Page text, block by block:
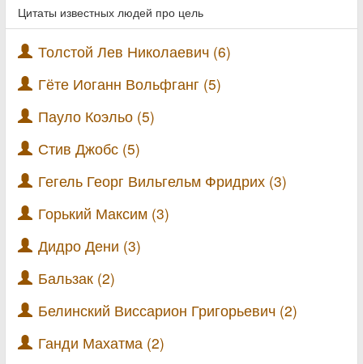
Цитаты известных людей про цель
Толстой Лев Николаевич (6)
Гёте Иоганн Вольфганг (5)
Пауло Коэльо (5)
Стив Джобс (5)
Гегель Георг Вильгельм Фридрих (3)
Горький Максим (3)
Дидро Дени (3)
Бальзак (2)
Белинский Виссарион Григорьевич (2)
Ганди Махатма (2)